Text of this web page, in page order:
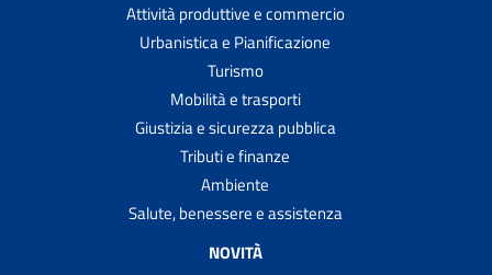
Attività produttive e commercio
Urbanistica e Pianificazione
Turismo
Mobilità e trasporti
Giustizia e sicurezza pubblica
Tributi e finanze
Ambiente
Salute, benessere e assistenza
NOVITÀ